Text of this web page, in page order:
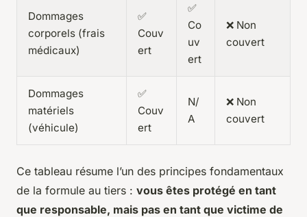
Dommages
corporels (frais
médicaux)
✅
Couv
ert
✅
Co
uv
ert
❌ Non
couvert
Dommages
matériels
(véhicule)
✅
Couv
ert
N/
A
❌ Non
couvert
Ce tableau résume l’un des principes fondamentaux
de la formule au tiers : vous êtes protégé en tant
que responsable, mais pas en tant que victime de